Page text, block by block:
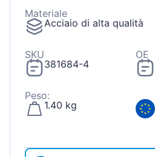
Materiale
Acciaio di alta qualità
SKU
381684-4
OE
Peso:
1.40 kg